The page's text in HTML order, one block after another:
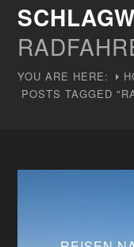
YOU ARE HERE:
POSTS TAGGED